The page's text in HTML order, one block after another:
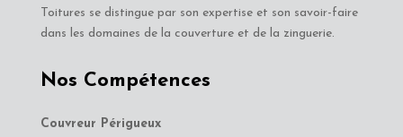
Toitures se distingue par son expertise et son savoir-faire
dans les domaines de la couverture et de la zinguerie.
Nos Compétences
Couvreur Périgueux